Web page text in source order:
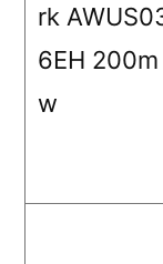
rk
6EH 200m
w